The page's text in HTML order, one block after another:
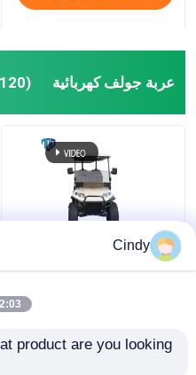
عربة جولف كهربائية (120)
افضل سعر
Cindy
PM
product are you looking